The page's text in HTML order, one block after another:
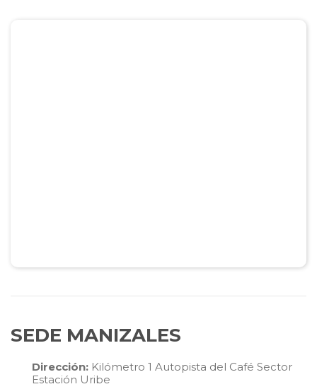
SEDE MANIZALES
Dirección: Kilómetro 1 Autopista del Café Sector
Estación Uribe